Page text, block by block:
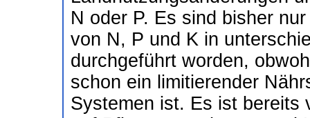
N oder P. Es sind bisher
von N, P und K in
durchgeführt worden,
schon ein limitierender
Systemen ist. Es ist bereits